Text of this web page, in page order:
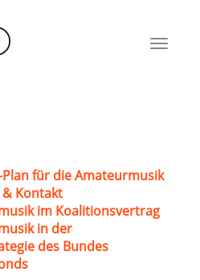
Toggle
Plan für die Amateurmusik
Kontakt
im Koalitionsvertrag
in der
des Bundes